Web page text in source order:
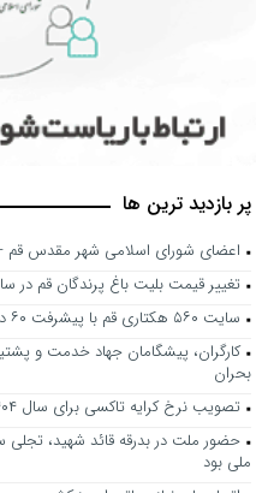
پر بازدید ترین ها
اعضای شورای اسلامی شهر مقدس قم
تغییر قیمت بلیت باغ پرندگان قم در سال
سایت ۵۶۰ هکتاری قم با پیشرفت ۶۰ درصدی؛ بزرگ‌ترین پروژه عمرانی کشور
کارگران، پیشگامان جهاد خدمت و
بحران
تصویب نرخ کرایه تاکسی برای سال ۱۴۰۴
حضور ملت در بدرقه قائد شهید، تجلی
ملی بود